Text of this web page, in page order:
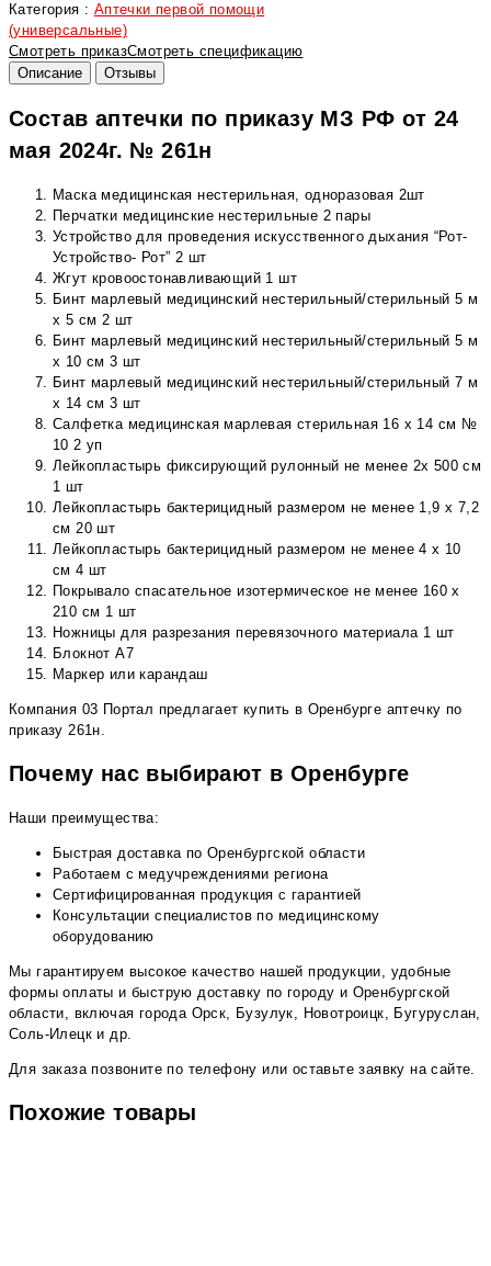
Категория : Аптечки первой помощи
(универсальные)
Смотреть приказСмотреть спецификацию
Описание
Отзывы
Состав аптечки по приказу МЗ РФ от 24
мая 2024г. № 261н
Маска медицинская нестерильная, одноразовая 2шт
Перчатки медицинские нестерильные 2 пары
Устройство для проведения искусственного дыхания “Рот-
Устройство- Рот” 2 шт
Жгут кровоостонавливающий 1 шт
Бинт марлевый медицинский нестерильный/стерильный 5 м
х 5 см 2 шт
Бинт марлевый медицинский нестерильный/стерильный 5 м
х 10 см 3 шт
Бинт марлевый медицинский нестерильный/стерильный 7 м
х 14 см 3 шт
Салфетка медицинская марлевая стерильная 16 х 14 см №
10 2 уп
Лейкопластырь фиксирующий рулонный не менее 2х 500 см
1 шт
Лейкопластырь бактерицидный размером не менее 1,9 х 7,2
см 20 шт
Лейкопластырь бактерицидный размером не менее 4 х 10
см 4 шт
Покрывало спасательное изотермическое не менее 160 х
210 см 1 шт
Ножницы для разрезания перевязочного материала 1 шт
Блокнот А7
Маркер или карандаш
Компания 03 Портал предлагает купить в Оренбурге аптечку по
приказу 261н.
Почему нас выбирают в Оренбурге
Наши преимущества:
Быстрая доставка по Оренбургской области
Работаем с медучреждениями региона
Сертифицированная продукция с гарантией
Консультации специалистов по медицинскому
оборудованию
Мы гарантируем высокое качество нашей продукции, удобные
формы оплаты и быструю доставку по городу и Оренбургской
области, включая города Орск, Бузулук, Новотроицк, Бугуруслан,
Соль-Илецк и др.
Для заказа позвоните по телефону или оставьте заявку на сайте.
Похожие товары